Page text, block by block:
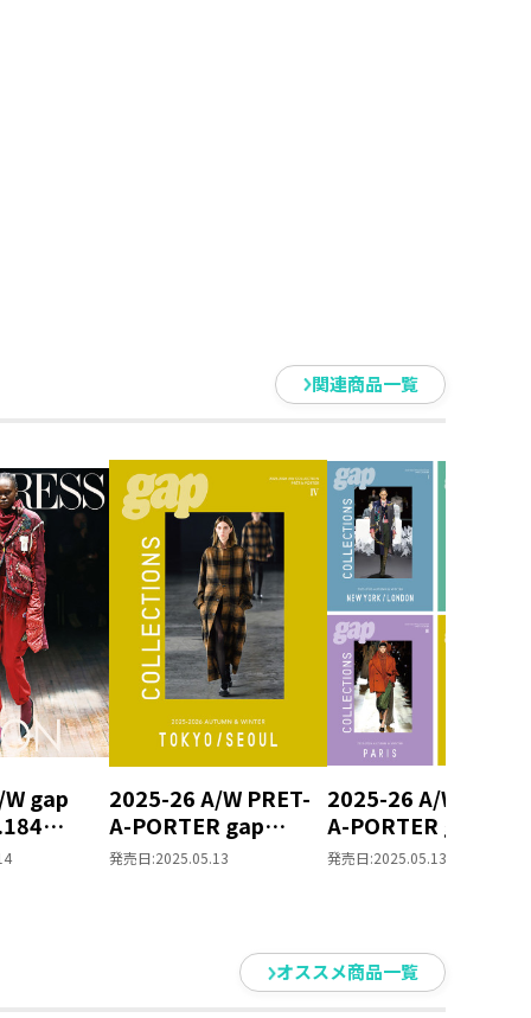
関連商品一覧
gap
2025-26 A/W PRET-
A-PORTER gap
COLLECTIONS
発売日:2025.05.13
2025-26 A/W PRET-
A-PORTER gap
COLLECTIONS 4冊
発売日:2025.05.13
オススメ商品一覧